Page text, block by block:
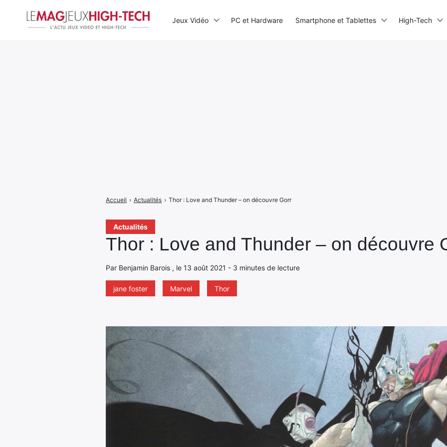
Actualités
Thor : Love and Thunder – on découvre
Par Benjamin Barois , le 13 août 2021 - 3 minutes de lecture
jane foster Marvel Thor
Accueil › Actualités › Thor : Love and Thunder – on découvre Gorr
Jeux Vidéo PC et Hardware Smartphone et Tablettes High-Tech